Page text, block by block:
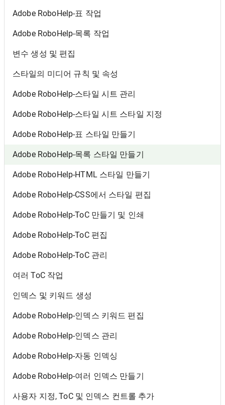
Adobe RoboHelp-표 작업
Adobe RoboHelp-목록 작업
변수 생성 및 편집
스타일의 미디어 규칙 및 속성
Adobe RoboHelp-스타일 시트 관리
Adobe RoboHelp-스타일 시트 스타일 지정
Adobe RoboHelp-표 스타일 만들기
Adobe RoboHelp-목록 스타일 만들기
Adobe RoboHelp-HTML 스타일 만들기
Adobe RoboHelp-CSS에서 스타일 편집
Adobe RoboHelp-ToC 만들기 및 인쇄
Adobe RoboHelp-ToC 편집
Adobe RoboHelp-ToC 관리
여러 ToC 작업
인덱스 및 키워드 생성
Adobe RoboHelp-인덱스 키워드 편집
Adobe RoboHelp-인덱스 관리
Adobe RoboHelp-자동 인덱싱
Adobe RoboHelp-여러 인덱스 만들기
사용자 지정, ToC 및 인덱스 컨트롤 추가